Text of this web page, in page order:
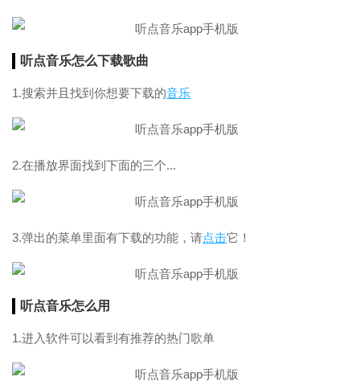
听点音乐怎么下载歌曲
1.搜索并且找到你想要下载的音乐
2.在播放界面找到下面的三个...
3.弹出的菜单里面有下载的功能，请点击它！
听点音乐怎么用
1.进入软件可以看到有推荐的热门歌单